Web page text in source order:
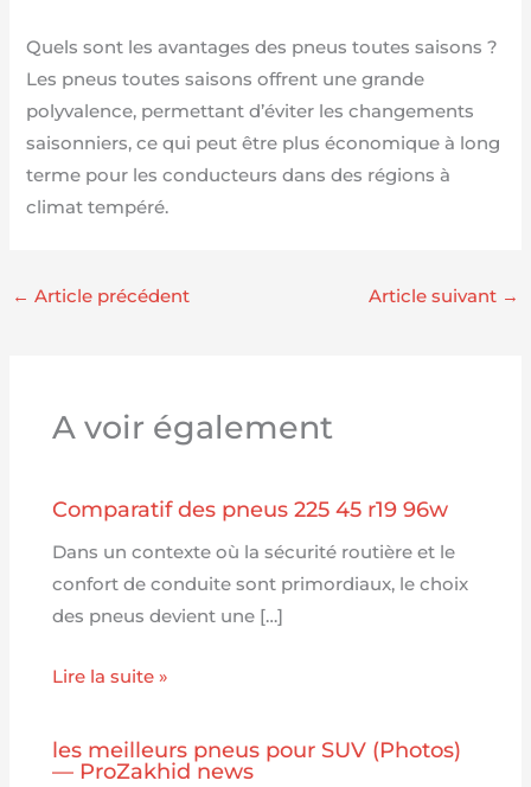
Quels sont les avantages des pneus toutes saisons ?
Les pneus toutes saisons offrent une grande
polyvalence, permettant d’éviter les changements
saisonniers, ce qui peut être plus économique à long
terme pour les conducteurs dans des régions à
climat tempéré.
← Article précédent Article suivant →
A voir également
Comparatif des pneus 225 45 r19 96w
Dans un contexte où la sécurité routière et le
confort de conduite sont primordiaux, le choix
des pneus devient une […]
Lire la suite »
les meilleurs pneus pour SUV (Photos)
— ProZakhid news